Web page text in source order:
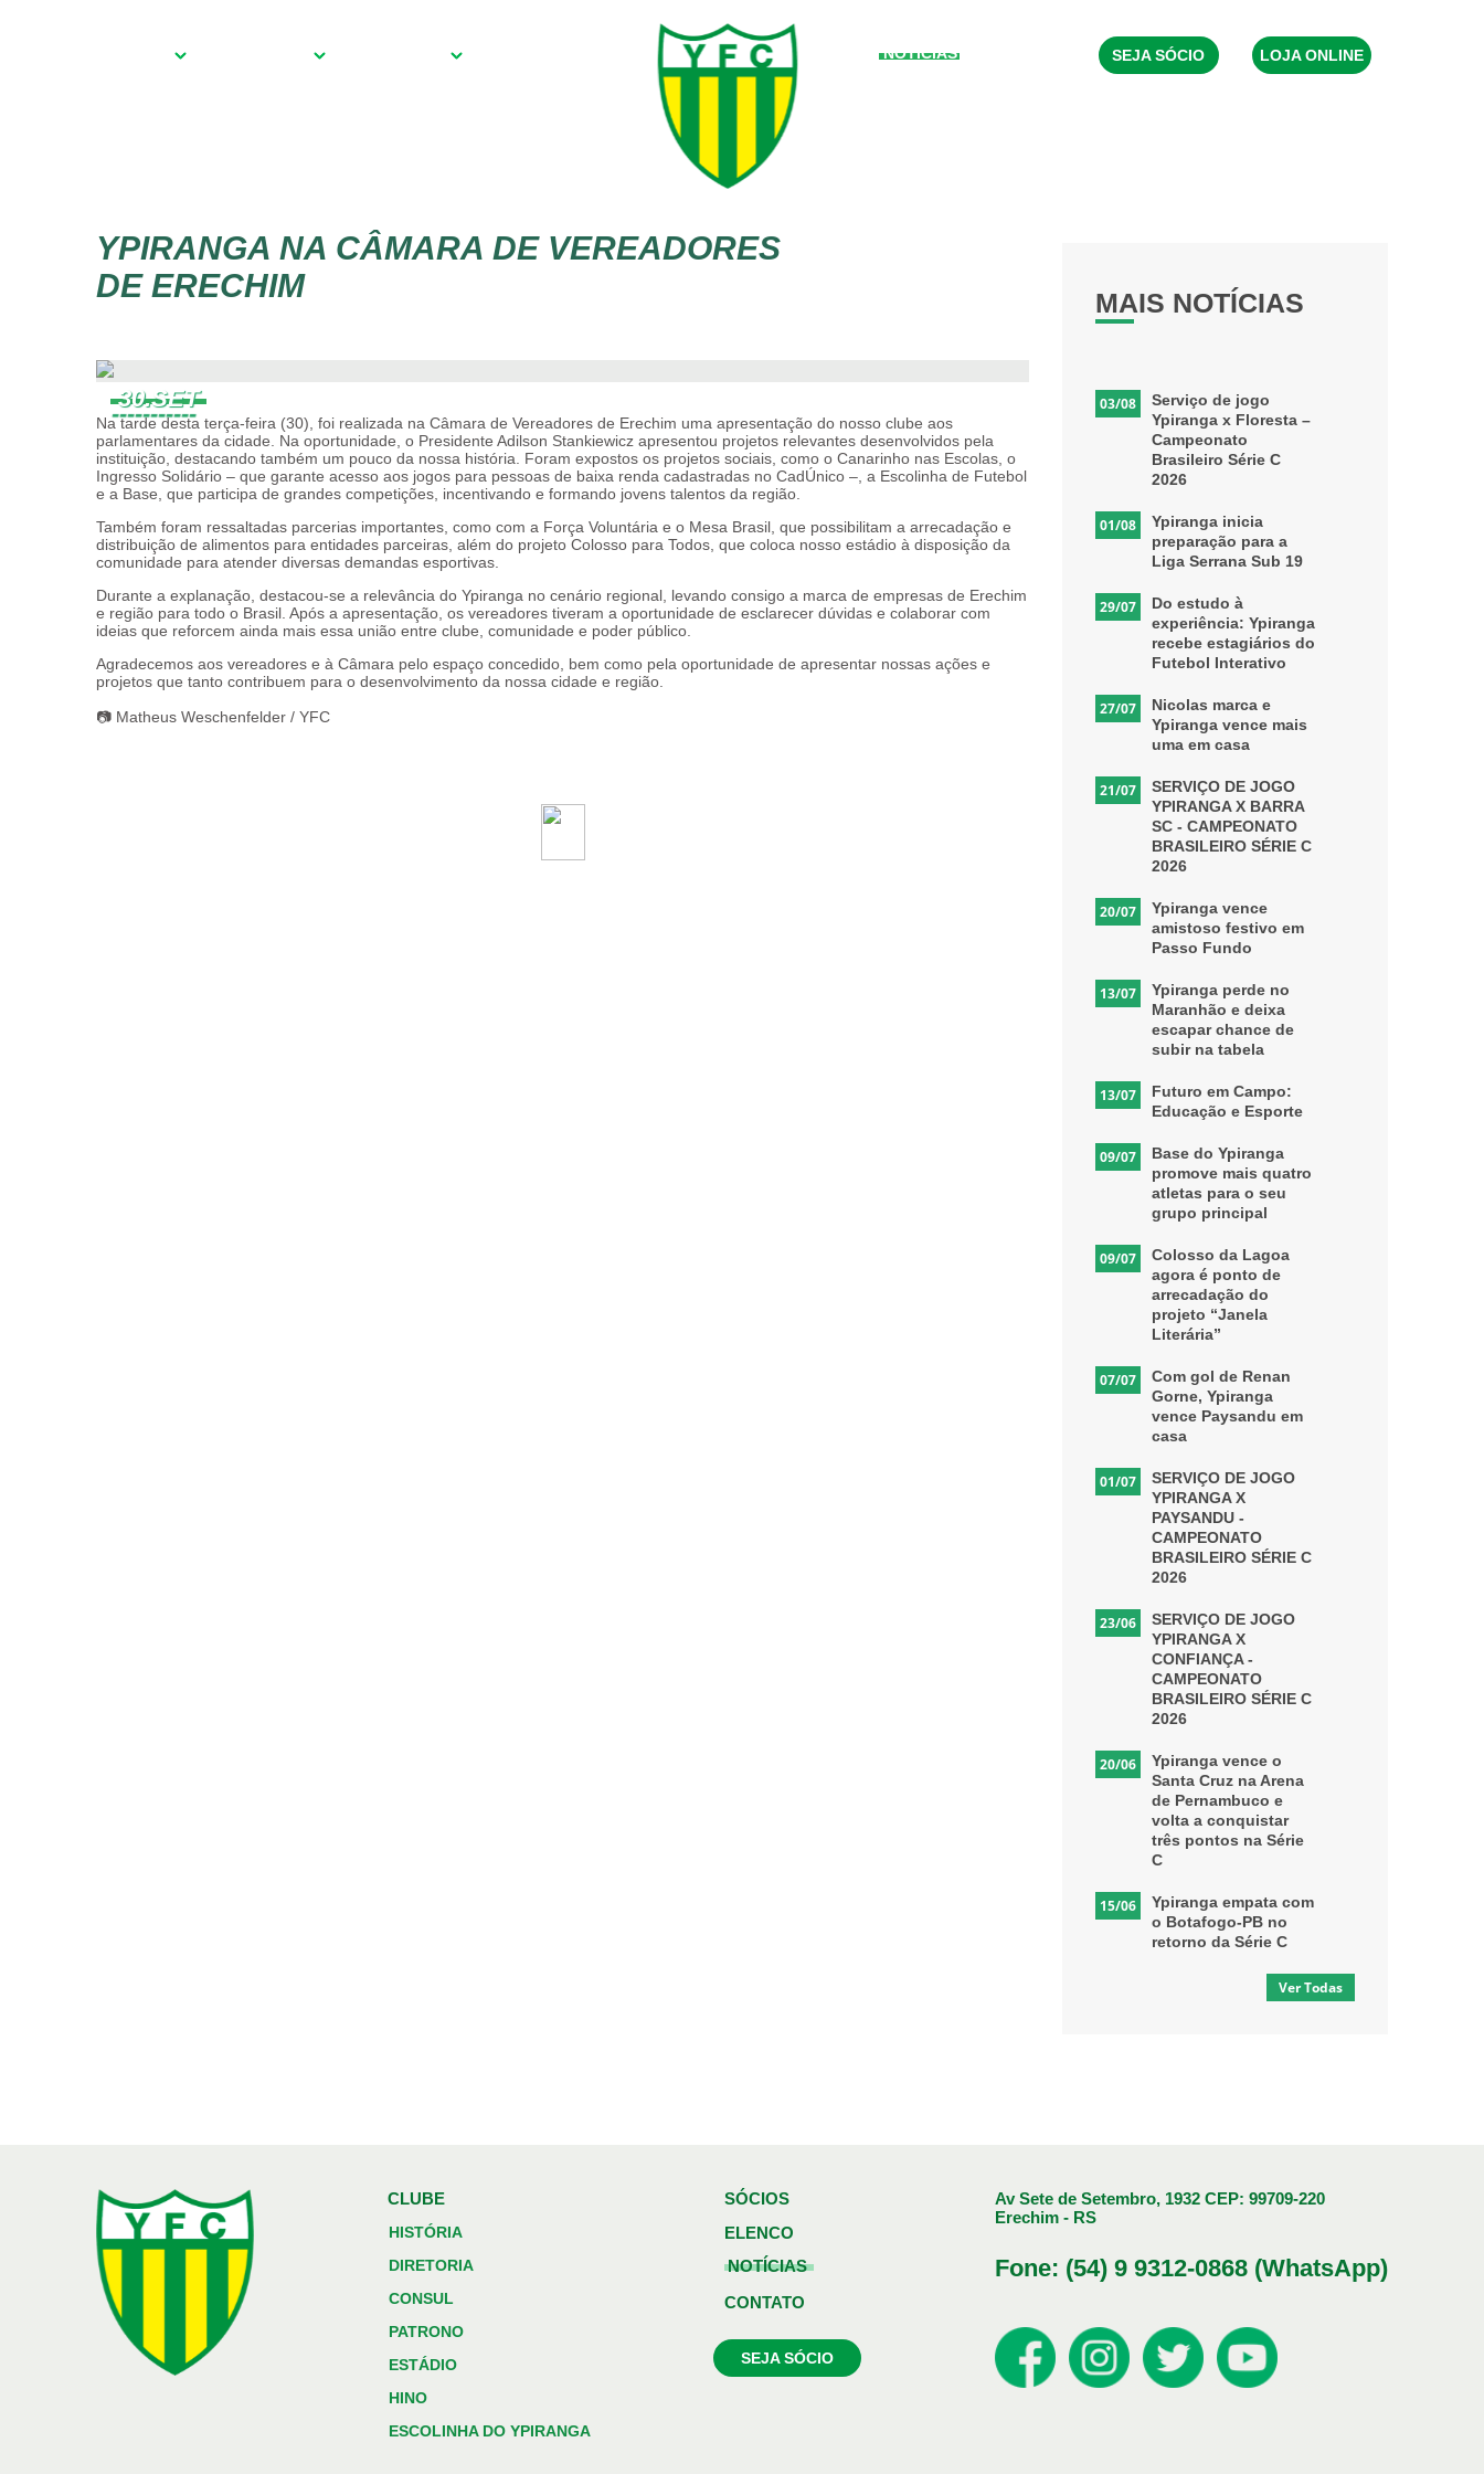
NOTÍCIAS SEJA SÓCIO LOJA ONLINE
YPIRANGA NA CÂMARA DE VEREADORES
DE ERECHIM
30.SET
Na tarde desta terça-feira (30), foi realizada na Câmara de Vereadores de Erechim uma apresentação do nosso clube aos
parlamentares da cidade. Na oportunidade, o Presidente Adilson Stankiewicz apresentou projetos relevantes desenvolvidos pela
instituição, destacando também um pouco da nossa história. Foram expostos os projetos sociais, como o Canarinho nas Escolas, o
Ingresso Solidário – que garante acesso aos jogos para pessoas de baixa renda cadastradas no CadÚnico –, a Escolinha de Futebol
e a Base, que participa de grandes competições, incentivando e formando jovens talentos da região.
Também foram ressaltadas parcerias importantes, como com a Força Voluntária e o Mesa Brasil, que possibilitam a arrecadação e
distribuição de alimentos para entidades parceiras, além do projeto Colosso para Todos, que coloca nosso estádio à disposição da
comunidade para atender diversas demandas esportivas.
Durante a explanação, destacou-se a relevância do Ypiranga no cenário regional, levando consigo a marca de empresas de Erechim
e região para todo o Brasil. Após a apresentação, os vereadores tiveram a oportunidade de esclarecer dúvidas e colaborar com
ideias que reforcem ainda mais essa união entre clube, comunidade e poder público.
Agradecemos aos vereadores e à Câmara pelo espaço concedido, bem como pela oportunidade de apresentar nossas ações e
projetos que tanto contribuem para o desenvolvimento da nossa cidade e região.
📷 Matheus Weschenfelder / YFC
MAIS NOTÍCIAS
03/08
Serviço de jogo
Ypiranga x Floresta –
Campeonato
Brasileiro Série C
2026
01/08
Ypiranga inicia
preparação para a
Liga Serrana Sub 19
29/07
Do estudo à
experiência: Ypiranga
recebe estagiários do
Futebol Interativo
27/07
Nicolas marca e
Ypiranga vence mais
uma em casa
21/07
SERVIÇO DE JOGO
YPIRANGA X BARRA
SC - CAMPEONATO
BRASILEIRO SÉRIE C
2026
20/07
Ypiranga vence
amistoso festivo em
Passo Fundo
13/07
Ypiranga perde no
Maranhão e deixa
escapar chance de
subir na tabela
13/07
Futuro em Campo:
Educação e Esporte
09/07
Base do Ypiranga
promove mais quatro
atletas para o seu
grupo principal
09/07
Colosso da Lagoa
agora é ponto de
arrecadação do
projeto “Janela
Literária”
07/07
Com gol de Renan
Gorne, Ypiranga
vence Paysandu em
casa
01/07
SERVIÇO DE JOGO
YPIRANGA X
PAYSANDU -
CAMPEONATO
BRASILEIRO SÉRIE C
2026
23/06
SERVIÇO DE JOGO
YPIRANGA X
CONFIANÇA -
CAMPEONATO
BRASILEIRO SÉRIE C
2026
20/06
Ypiranga vence o
Santa Cruz na Arena
de Pernambuco e
volta a conquistar
três pontos na Série
C
15/06
Ypiranga empata com
o Botafogo-PB no
retorno da Série C
Ver Todas
CLUBE
HISTÓRIA
DIRETORIA
CONSUL
PATRONO
ESTÁDIO
HINO
ESCOLINHA DO YPIRANGA
SÓCIOS
ELENCO
NOTÍCIAS
CONTATO
SEJA SÓCIO
Av Sete de Setembro, 1932 CEP: 99709-220
Erechim - RS
Fone: (54) 9 9312-0868 (WhatsApp)